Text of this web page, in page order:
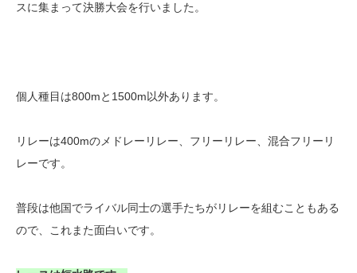
スに集まって決勝大会を行いました。
個人種目は800mと1500m以外あります。
リレーは400mのメドレーリレー、フリーリレー、混合フリーリ
レーです。
普段は他国でライバル同士の選手たちがリレーを組むこともある
ので、これまた面白いです。